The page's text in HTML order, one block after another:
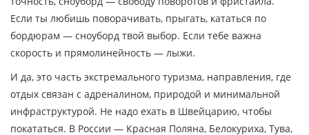
Если ты любишь поворачивать, прыгать, кататься по
бордюрам — сноуборд твой выбор. Если тебе важна
скорость и прямолинейность — лыжи.
И да, это часть экстремального туризма, направления, где
отдых связан с адреналином, природой и минимальной
инфраструктурой. Не надо ехать в Швейцарию, чтобы
покататься. В России — Красная Поляна, Белокуриха, Тува,